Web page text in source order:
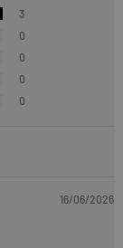
3
0
0
0
0
16/06/2026